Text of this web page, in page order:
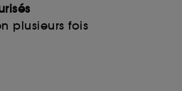
plusieurs fois